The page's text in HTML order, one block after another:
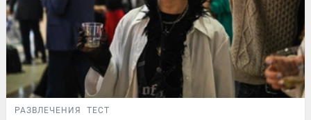
РАЗВЛЕЧЕНИЯ ТЕСТ